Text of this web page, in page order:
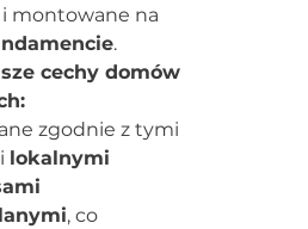
montowane na
.
cechy domów
zgodnie z tymi
lokalnymi
, co